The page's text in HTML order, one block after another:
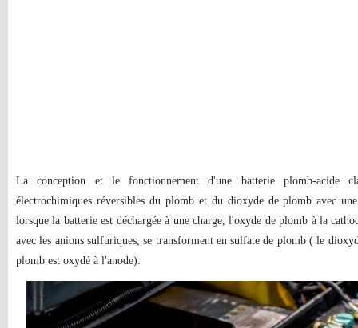
La conception et le fonctionnement d'une batterie plomb-acide
électrochimiques réversibles du plomb et du dioxyde de plomb avec
lorsque la batterie est déchargée à une charge, l'oxyde de plomb à la
avec les anions sulfuriques, se transforment en sulfate de plomb ( le
plomb est oxydé à l'anode).